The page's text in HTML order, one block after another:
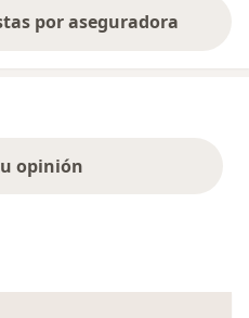
por aseguradora
opinión